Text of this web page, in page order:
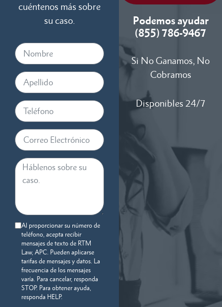
cuéntenos más sobre
su caso.
Al proporcionar su número de
teléfono, acepta recibir
mensajes de texto de RTM
Law, APC. Pueden aplicarse
tarifas de mensajes y datos. La
frecuencia de los mensajes
varía. Para cancelar, responda
STOP. Para obtener ayuda,
responda HELP.
Podemos ayudar
(855) 786-9467
Si No Ganamos, No
Cobramos
Disponibles 24/7